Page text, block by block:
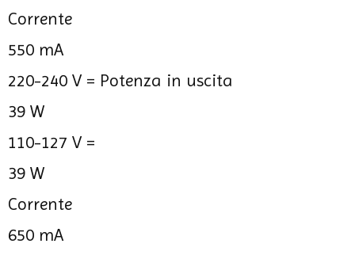
Corrente
550 mA
220-240 V = Potenza in uscita
39 W
110-127 V =
39 W
Corrente
650 mA